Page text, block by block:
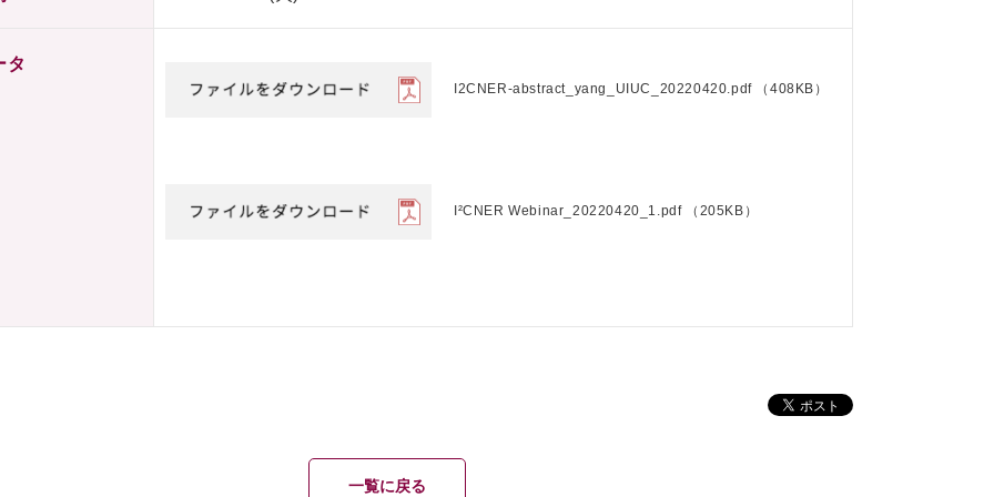
タ
I2CNER-abstract_yang_UIUC_20220420.pdf （408KB）
I²CNER Webinar_20220420_1.pdf （205KB）
一覧に戻る